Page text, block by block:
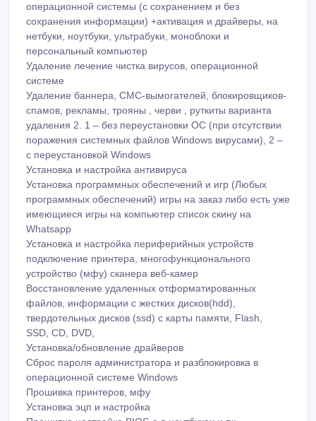
спамов, рекламы, трояны , черви , руткиты варианта
удаления 2. 1 – без переустановки ОС (при отсутствии
поражения системных файлов Windows вирусами), 2 –
с переустановкой Windows
Установка и настройка антивируса
Установка программных обеспечений и игр (Любых
программных обеспечений) игры на заказ либо есть уже
имеющиеся игры на компьютер список скину на
Whatsapp
Установка и настройка периферийных устройств
подключение принтера, многофункционального
устройство (мфу) сканера веб-камер
Восстановление удаленных отформатированных
файлов, информации с жестких дисков(hdd),
твердотельных дисков (ssd) с карты памяти, Flash,
SSD, CD, DVD,
Установка/обновление драйверов
Сброс пароля администратора и разблокировка в
операционной системе Windows
Прошивка принтеров, мфу
Установка эцп и настройка
Прошивка настройка BIOS-а в ноутбуках и пк
Удалённая помощь через интернет(TeamViewer, Any
Desk)
Перенос, копирование информации
Обслуживаю за наличный либо безналичный расчет
(Kaspi)
Диагностика и ремонт персональных компьютеров